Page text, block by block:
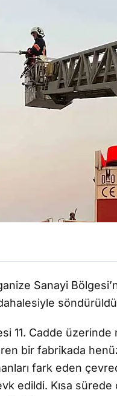
Sanayi
11. Cadde üzerinde
bir fabrikada
fark eden
edildi. Kısa sürede